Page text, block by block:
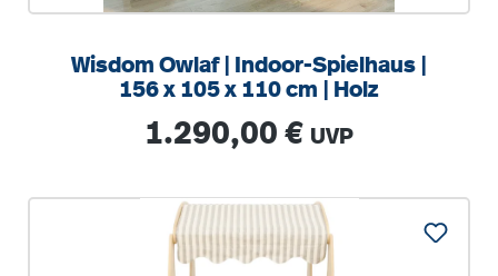
Wisdom Owlaf | Indoor-Spielhaus |
156 x 105 x 110 cm | Holz
Regulärer Preis:
1.290,00 € UVP